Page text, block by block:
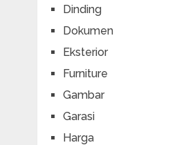
Dinding
Dokumen
Eksterior
Furniture
Gambar
Garasi
Harga